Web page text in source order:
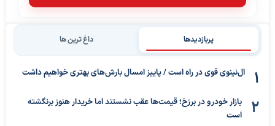
پربازدیدها داغ ترین ها
ال‌نینوی قوی در راه است / پاییز امسال بارش‌های بهتری خواهیم داشت
بازار خودرو در برزخ؛ قیمت‌ها عقب نشستند اما خریدار هنوز برنگشته
است